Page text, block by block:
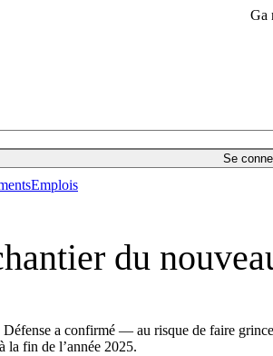
Ga
Se
Emplois
du
Défense a confirmé — au risque de faire
la fin de l’année 2025.